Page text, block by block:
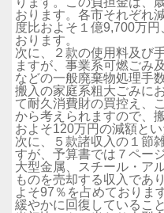
おります。各市それぞれ
度比およそ１億9,700万
おります。
次に、２款の使用料及び
ますが、事業系可燃ごみ
などの一般廃棄物処理手
搬入の家庭系粗大ごみに
て耐久消費財の買控え、
から考えられますので、
およそ120万円の減額とい
次に、５款諸収入の１節
すが、予算書では７ページ
大型金属、スチール・ア
ものを売却する収入であ
よそ97％を占めておりま
緩やかに回復しているこ